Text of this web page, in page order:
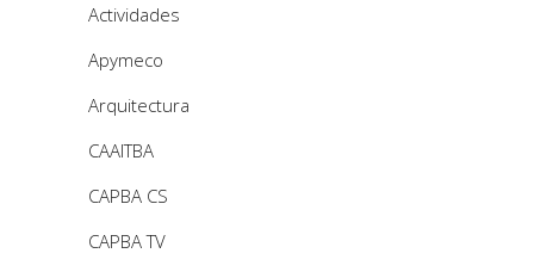
Actividades
Apymeco
Arquitectura
CAAITBA
CAPBA CS
CAPBA TV